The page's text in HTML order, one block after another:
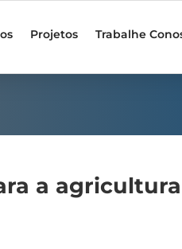
Projetos Trabalhe
a